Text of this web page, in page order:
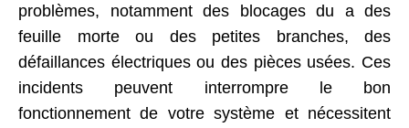
problèmes, notamment des blocages du a des
feuille morte ou des petites branches, des
défaillances électriques ou des pièces usées. Ces
incidents peuvent interrompre le bon
fonctionnement de votre système et nécessitent